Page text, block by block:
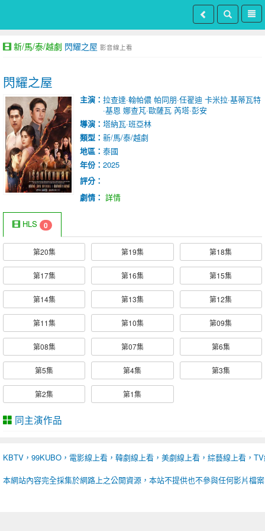
新/馬/泰/越劇 閃耀之屋 影音線上看
閃耀之屋
主演： 拉查達·翰帕儂 帕同朋·任翟迪 卡米拉·基蒂瓦特
·基恩 娜查芃·歐薩瓦 芮塔·彭安
導演： 塔納瓦·班亞林
類型： 新/馬/泰/越劇
地區： 泰國
年份： 2025
評分：
劇情： 詳情
HLS 0
第20集 第19集 第18集
第17集 第16集 第15集
第14集 第13集 第12集
第11集 第10集 第09集
第08集 第07集 第6集
第5集 第4集 第3集
第2集 第1集
同主演作品
KBTV，99KUBO，電影線上看，韓劇線上看，美劇線上看，綜藝線上看，
本網站內容完全採集於網路上之公開資源，本站不提供也不參與任何影片檔